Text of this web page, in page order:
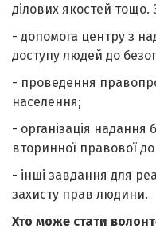
ділових якостей
- допомога центру з
доступу людей до
- проведення
населення;
- організація надання
вторинної правової
- інші завдання для
захисту прав людини.
Хто може стати